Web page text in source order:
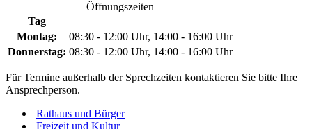
Öffnungszeiten
Tag
Montag:
08:30 - 12:00 Uhr, 14:00 - 16:00 Uhr
Donnerstag: 08:30 - 12:00 Uhr, 14:00 - 16:00 Uhr
Für Termine außerhalb der Sprechzeiten kontaktieren Sie bitte Ihre
Ansprechperson.
Rathaus und Bürger
Freizeit und Kultur